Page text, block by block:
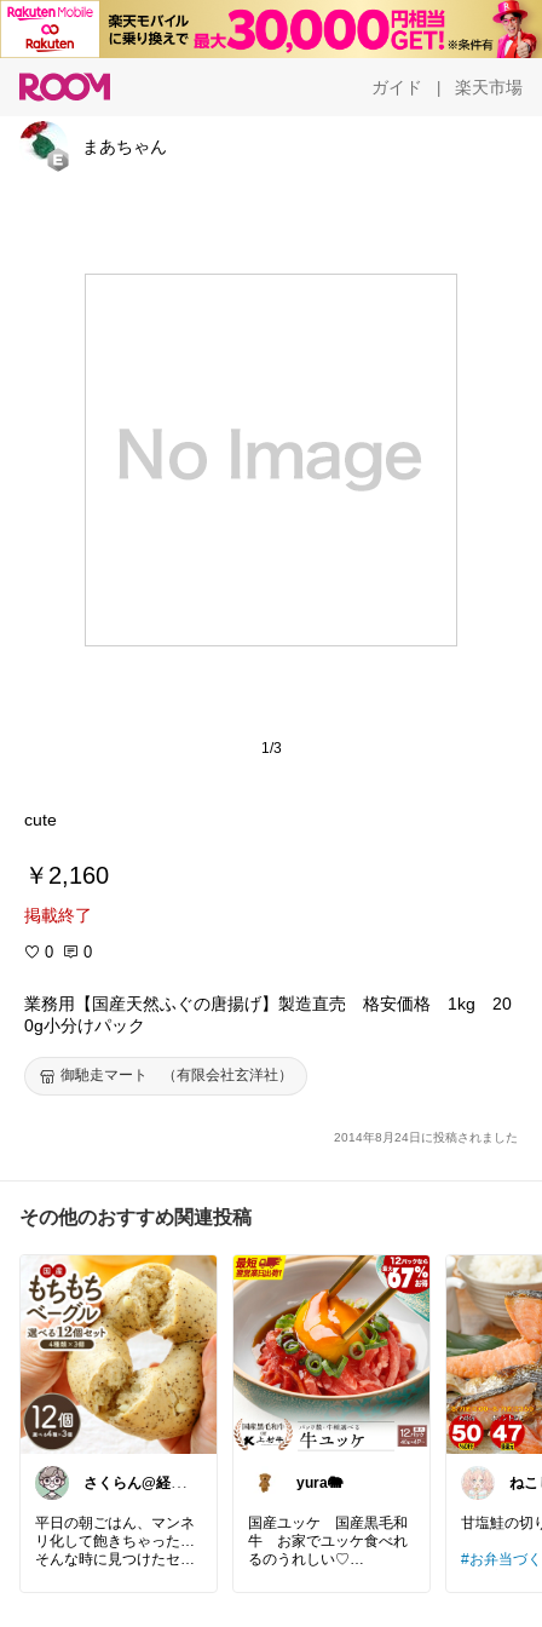
ガイド 楽天市場
まあちゃん
1/3
cute
￥2,160
掲載終了
0 0
業務用【国産天然ふぐの唐揚げ】製造直売 格安価格 1kg 20
0g小分けパック
御馳走マート （有限会社玄洋社）
2014年8月24日に投稿されました
その他のおすすめ関連投稿
さくらん@経由
平日の朝ごはん、マンネ
リ化して飽きちゃった…
そんな時に見つけたセレ
yura🐘
国産ユッケ 国産黒毛和
牛 お家でユッケ食べれ
るのうれしい♡
ねこ
甘塩鮭の切
#お弁当づ